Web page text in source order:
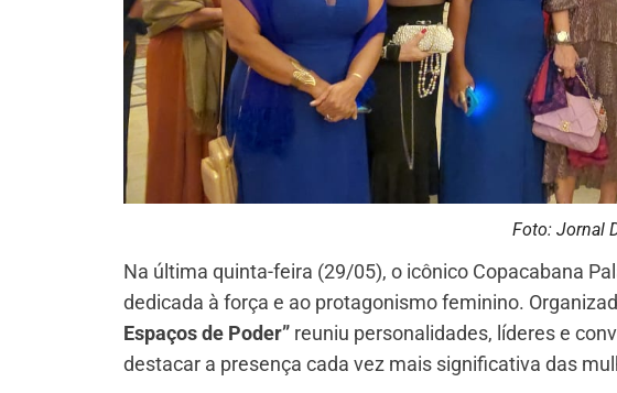
Foto: Jornal
Na última quinta-feira (29/05), o icônico Copacabana
dedicada à força e ao protagonismo feminino.
Espaços de Poder” reuniu personalidades, líderes e
destacar a presença cada vez mais significativa das